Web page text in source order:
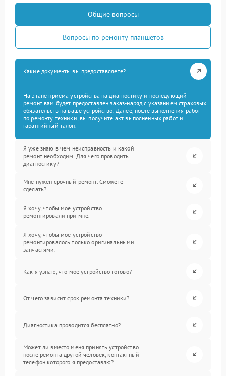
Общие вопросы
Вопросы по ремонту планшетов
Какие документы вы предоставляете?
На этапе приема устройства на диагностику и последующий
ремонт вам будет предоставлен заказ-наряд с указанием страховых
обязательств на ваше устройство. Далее, после выполнения работ
по ремонту техники, вы получите акт выполненных работ и
гарантийный талон.
Я уже знаю в чем неисправность и какой
ремонт необходим. Для чего проводить
диагностику?
Мне нужен срочный ремонт. Сможете
сделать?
Я хочу, чтобы мое устройство
ремонтировали при мне.
Я хочу, чтобы мое устройство
ремонтировалось только оригинальными
запчастями.
Как я узнаю, что мое устройство готово?
От чего зависит срок ремонта техники?
Диагностика проводится бесплатно?
Может ли вместо меня принять устройство
после ремонта другой человек, контактный
телефон которого я предоставлю?